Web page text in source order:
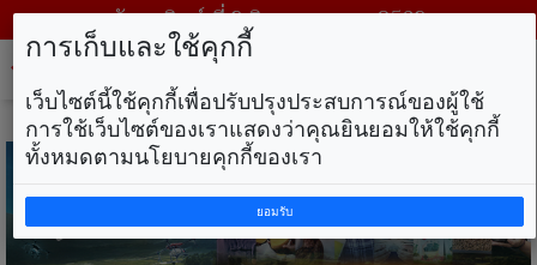
วันอาทิตย์ ที่ 9 สิงหาคม พ.ศ. 2569
การเก็บและใช้คุกกี้
เว็บไซต์นี้ใช้คุกกี้เพื่อปรับปรุงประสบการณ์ของผู้ใช้
การใช้เว็บไซต์ของเราแสดงว่าคุณยินยอมให้ใช้คุกกี้
ทั้งหมดตามนโยบายคุกกี้ของเรา
ยอมรับ